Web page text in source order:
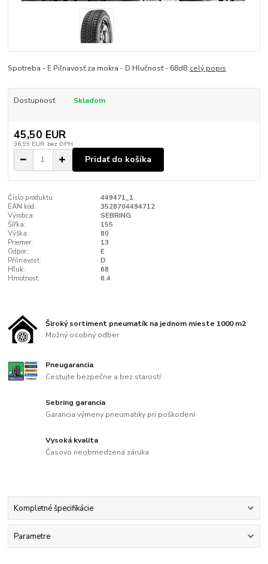
Spotreba - E Piľnavosť za mokra - D Hlučnosť - 68dB celý popis
Dostupnosť Skladom
45,50 EUR
36,99 EUR bez DPH
Pridať do košíka
Číslo produktu:
449471_1
EAN kód:
3528704494712
Výrobca:
SEBRING
Šířka:
155
Výška:
80
Priemer:
13
Odpor:
E
Přilnavost:
D
Hluk:
68
Hmotnost:
6.4
Široký sortiment pneumatík na jednom mieste 1000 m2
Možný osobný odber
Pneugarancia
Cestujte bezpečne a bez starostí
Sebring garancia
Garancia výmeny pneumatiky pri poškodení
Vysoká kvalita
Časovo neobmedzená záruka
Kompletné špecifikácie
Parametre